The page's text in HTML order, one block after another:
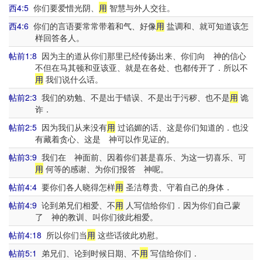
西4:5 你们要爱惜光阴、 用 智慧与外人交往。
西4:6 你们的言语要常常带着和气、好像用 盐调和、就可知道该怎
样回答各人。
帖前1:8 因为主的道从你们那里已经传扬出来、你们向 神的信心
不但在马其顿和亚该亚、就是在各处、也都传开了．所以不
用 我们说什么话。
帖前2:3 我们的劝勉、不是出于错误、不是出于污秽、也不是用 诡
诈．
帖前2:5 因为我们从来没有用 过谄媚的话、这是你们知道的．也没
有藏着贪心、这是 神可以作见证的。
帖前3:9 我们在 神面前、因着你们甚是喜乐、为这一切喜乐、可
用 何等的感谢、为你们报答 神呢。
帖前4:4 要你们各人晓得怎样用 圣洁尊贵、守着自己的身体．
帖前4:9 论到弟兄们相爱、不用 人写信给你们．因为你们自己蒙
了 神的教训、叫你们彼此相爱。
帖前4:18 所以你们当用 这些话彼此劝慰。
帖前5:1 弟兄们、论到时候日期、不用 写信给你们．